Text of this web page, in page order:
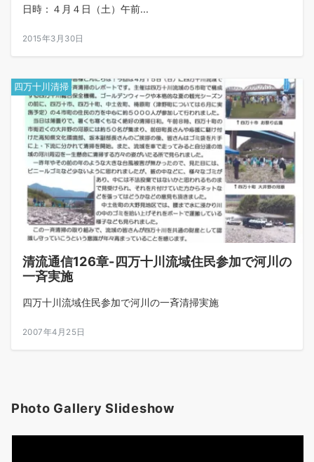
日時：４月４日（土）午前...
2015年3月30日
四万十川清掃
清流通信126章-四万十川流域住民参加で河川の
一斉実施
四万十川流域住民参加で河川の一斉清掃実施
2007年4月25日
Photo Gallery Slideshow